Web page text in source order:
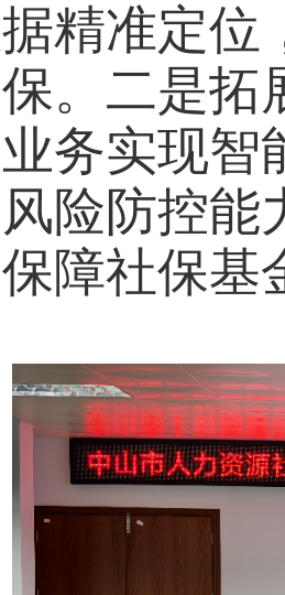
精准定位
。二是
务实现智
险防控能
障社保基